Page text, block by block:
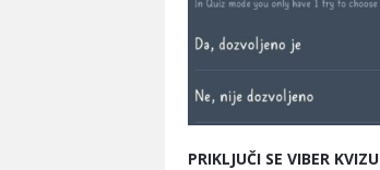
PRIKLJUČI SE VIBER KVIZU